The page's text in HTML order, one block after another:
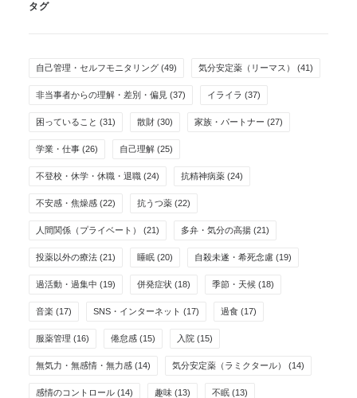
タグ
自己管理・セルフモニタリング (49) 気分安定薬（リーマス） (41)
非当事者からの理解・差別・偏見 (37) イライラ (37)
困っていること (31) 散財 (30) 家族・パートナー (27)
学業・仕事 (26) 自己理解 (25)
不登校・休学・休職・退職 (24) 抗精神病薬 (24)
不安感・焦燥感 (22) 抗うつ薬 (22)
人間関係（プライベート） (21) 多弁・気分の高揚 (21)
投薬以外の療法 (21) 睡眠 (20) 自殺未遂・希死念慮 (19)
過活動・過集中 (19) 併発症状 (18) 季節・天候 (18)
音楽 (17) SNS・インターネット (17) 過食 (17)
服薬管理 (16) 倦怠感 (15) 入院 (15)
無気力・無感情・無力感 (14) 気分安定薬（ラミクタール） (14)
感情のコントロール (14) 趣味 (13) 不眠 (13)